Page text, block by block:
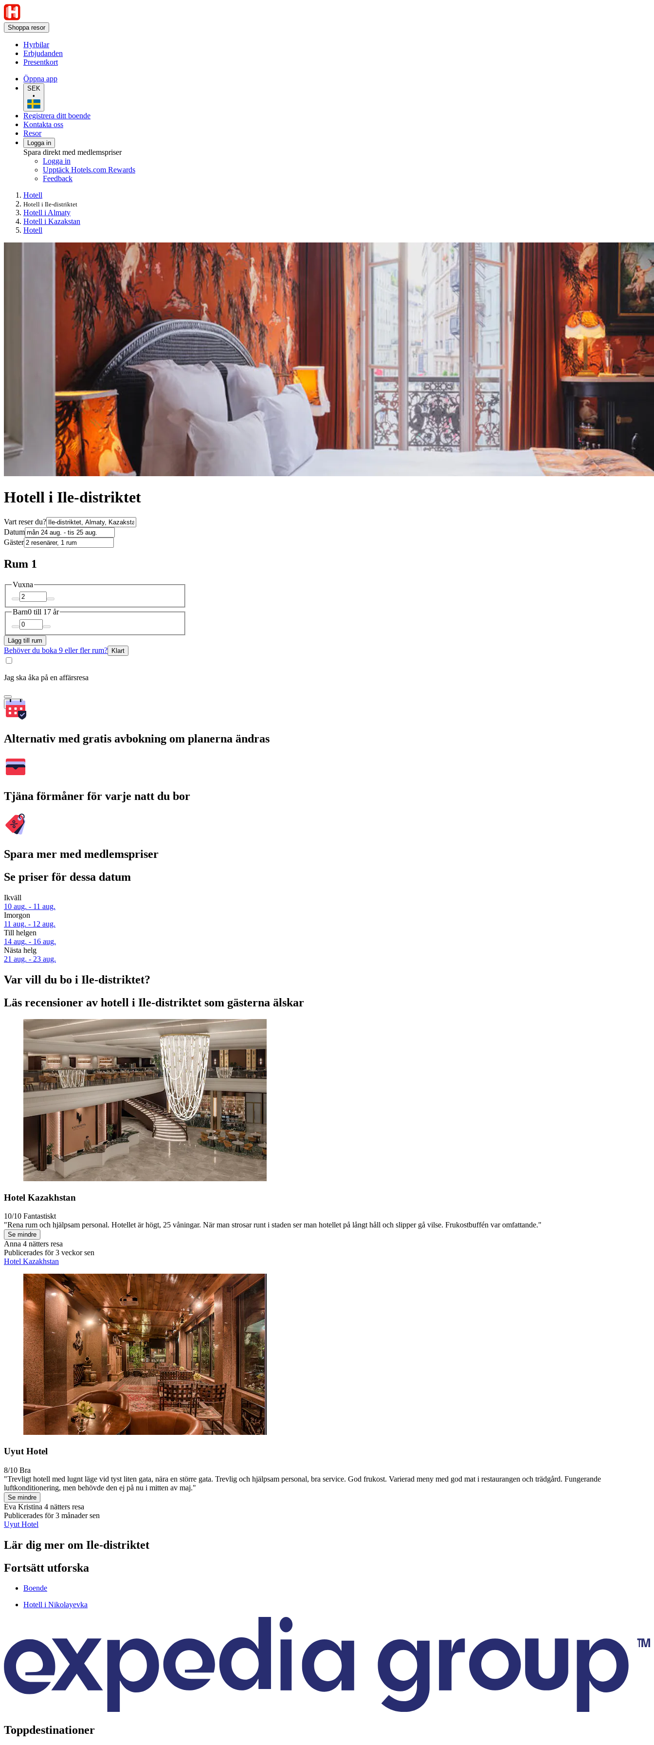
Shoppa resor
Hyrbilar
Erbjudanden
Presentkort
Öppna app
SEK
•
Registrera ditt boende
Kontakta oss
Resor
Logga in
Spara direkt med medlemspriser
Logga in
Upptäck Hotels.com Rewards
Feedback
Hotell
Hotell i Ile-distriktet
Hotell i Almaty
Hotell i Kazakstan
Hotell
Hotell i Ile-distriktet
Vart reser du?
Datum
Gäster
Rum 1
Vuxna
Barn0 till 17 år
Lägg till rum
Behöver du boka 9 eller fler rum? Klart
Jag ska åka på en affärsresa
Sök
Alternativ med gratis avbokning om planerna ändras
Tjäna förmåner för varje natt du bor
Spara mer med medlemspriser
Se priser för dessa datum
Ikväll
10 aug. - 11 aug.
Imorgon
11 aug. - 12 aug.
Till helgen
14 aug. - 16 aug.
Nästa helg
21 aug. - 23 aug.
Var vill du bo i Ile-distriktet?
Läs recensioner av hotell i Ile-distriktet som gästerna älskar
Hotel Kazakhstan
10/10 Fantastiskt
"Rena rum och hjälpsam personal. Hotellet är högt, 25 våningar. När man strosar runt i staden ser man hotellet på långt håll och slipper gå vilse. Frukostbuffén var omfattande."
Se mindre
Anna 4 nätters resa
Publicerades för 3 veckor sen
Hotel Kazakhstan
Uyut Hotel
8/10 Bra
"Trevligt hotell med lugnt läge vid tyst liten gata, nära en större gata. Trevlig och hjälpsam personal, bra service. God frukost. Varierad meny med god mat i restaurangen och trädgård. Fungerande
luftkonditionering, men behövde den ej på nu i mitten av maj."
Se mindre
Eva Kristina 4 nätters resa
Publicerades för 3 månader sen
Uyut Hotel
Lär dig mer om Ile-distriktet
Fortsätt utforska
Boende
Hotell i Nikolayevka
Toppdestinationer